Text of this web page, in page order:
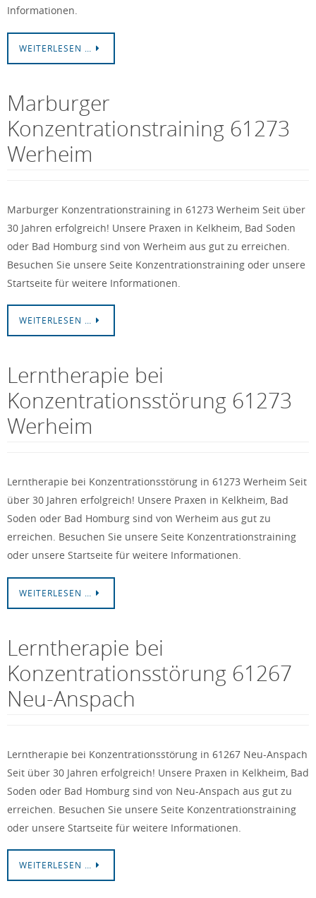
Informationen.
WEITERLESEN …
Marburger
Konzentrationstraining 61273
Werheim
Marburger Konzentrationstraining in 61273 Werheim Seit über
30 Jahren erfolgreich! Unsere Praxen in Kelkheim, Bad Soden
oder Bad Homburg sind von Werheim aus gut zu erreichen.
Besuchen Sie unsere Seite Konzentrationstraining oder unsere
Startseite für weitere Informationen.
WEITERLESEN …
Lerntherapie bei
Konzentrationsstörung 61273
Werheim
Lerntherapie bei Konzentrationsstörung in 61273 Werheim Seit
über 30 Jahren erfolgreich! Unsere Praxen in Kelkheim, Bad
Soden oder Bad Homburg sind von Werheim aus gut zu
erreichen. Besuchen Sie unsere Seite Konzentrationstraining
oder unsere Startseite für weitere Informationen.
WEITERLESEN …
Lerntherapie bei
Konzentrationsstörung 61267
Neu-Anspach
Lerntherapie bei Konzentrationsstörung in 61267 Neu-Anspach
Seit über 30 Jahren erfolgreich! Unsere Praxen in Kelkheim, Bad
Soden oder Bad Homburg sind von Neu-Anspach aus gut zu
erreichen. Besuchen Sie unsere Seite Konzentrationstraining
oder unsere Startseite für weitere Informationen.
WEITERLESEN …